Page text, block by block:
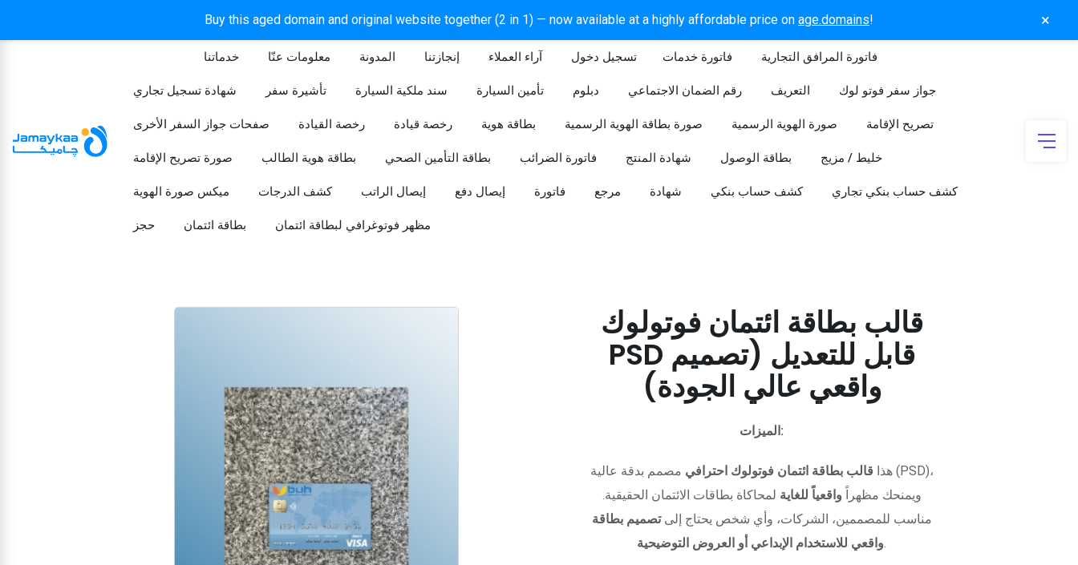
Buy this aged domain and original website together (2 in 1) — now available at a highly affordable price on age.domains! ×
خدماتنا معلومات عنّا المدونة إنجازتنا آراء العملاء تسجيل دخول​ فاتورة خدمات فاتورة المرافق التجارية
شهادة تسجيل تجاري تأشيرة سفر سند ملكية السيارة تأمين السيارة دبلوم رقم الضمان الاجتماعي التعريف جواز سفر فوتو لوك
صفحات جواز السفر الأخرى رخصة القيادة رخصة قيادة بطاقة هوية صورة بطاقة الهوية الرسمية صورة الهوية الرسمية تصريح الإقامة
صورة تصريح الإقامة بطاقة هوية الطالب بطاقة التأمين الصحي فاتورة الضرائب شهادة المنتج بطاقة الوصول خليط / مزيج
ميكس صورة الهوية كشف الدرجات إيصال الراتب إيصال دفع فاتورة مرجع شهادة كشف حساب بنكي كشف حساب بنكي تجاري
حجز بطاقة ائتمان مظهر فوتوغرافي لبطاقة ائتمان
قالب بطاقة ائتمان فوتولوك
PSD قابل للتعديل (تصميم
واقعي عالي الجودة)
الميزات:
هذا قالب بطاقة ائتمان فوتولوك احترافي مصمم بدقة عالية (PSD)،
ويمنحك مظهراً واقعياً للغاية لمحاكاة بطاقات الائتمان الحقيقية.
مناسب للمصممين، الشركات، وأي شخص يحتاج إلىتصميم بطاقة
واقعي للاستخدام الإبداعي أو العروض التوضيحية.